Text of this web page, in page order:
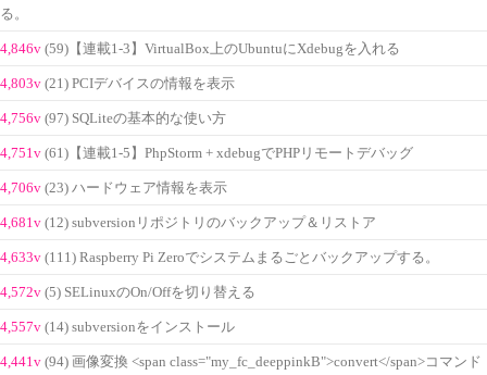
る。
4,846v (59)【連載1-3】VirtualBox上のUbuntuにXdebugを入れる
4,803v (21) PCIデバイスの情報を表示
4,756v (97) SQLiteの基本的な使い方
4,751v (61)【連載1-5】PhpStorm + xdebugでPHPリモートデバッグ
4,706v (23) ハードウェア情報を表示
4,681v (12) subversionリポジトリのバックアップ＆リストア
4,633v (111) Raspberry Pi Zeroでシステムまるごとバックアップする。
4,572v (5) SELinuxのOn/Offを切り替える
4,557v (14) subversionをインストール
4,441v (94) 画像変換 <span class="my_fc_deeppinkB">convert</span>コマンド